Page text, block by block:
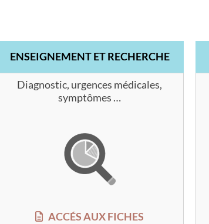
ENSEIGNEMENT ET RECHERCHE
Diagnostic, urgences médicales,
symptômes …
ACCÉS AUX FICHES